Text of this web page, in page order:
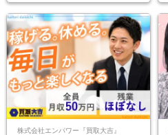
株式会社エンパワー『買取大吉』